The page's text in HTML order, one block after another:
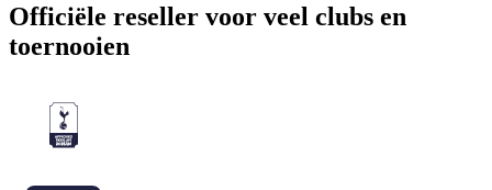
Officiële reseller voor veel clubs en
toernooien